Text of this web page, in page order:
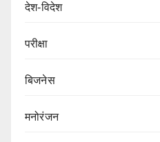
देश-विदेश
परीक्षा
बिजनेस
मनोरंजन